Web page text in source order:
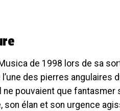
de 1998 lors de sa
des pierres angulaires
pouvaient que fantasmer
élan et son urgence